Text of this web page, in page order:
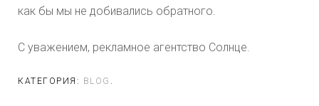
как бы мы не добивались обратного.
С уважением, рекламное агентство Солнце.
КАТЕГОРИЯ: BLOG